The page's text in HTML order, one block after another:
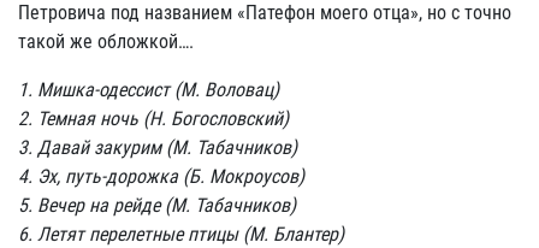
Петровича под названием «Патефон моего отца», но с точно
такой же обложкой….
1. Мишка-одессист (М. Воловац)
2. Темная ночь (Н. Богословский)
3. Давай закурим (М. Табачников)
4. Эх, путь-дорожка (Б. Мокроусов)
5. Вечер на рейде (М. Табачников)
6. Летят перелетные птицы (М. Блантер)